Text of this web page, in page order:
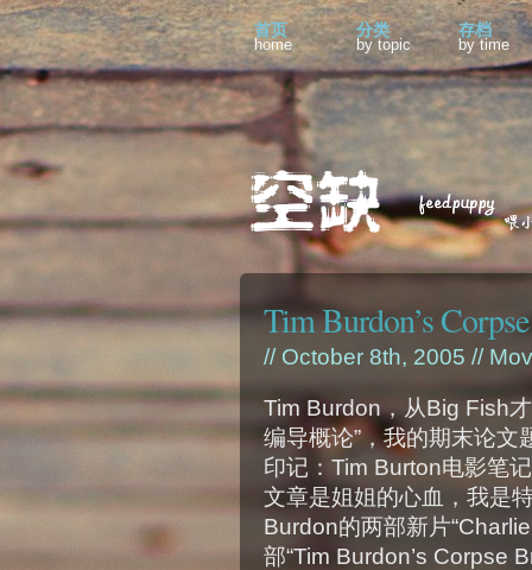
首页
home
分类
by topic
存档
by time
Tim Burdon’s
// October 8th, 2005 //
Tim Burdon，从Big Fish
编导概论”，我的期末论文
印记：Tim Burton电影笔
文章是姐姐的心血，我是
Burdon的两部新片
部“Tim Burdon’s Corpse